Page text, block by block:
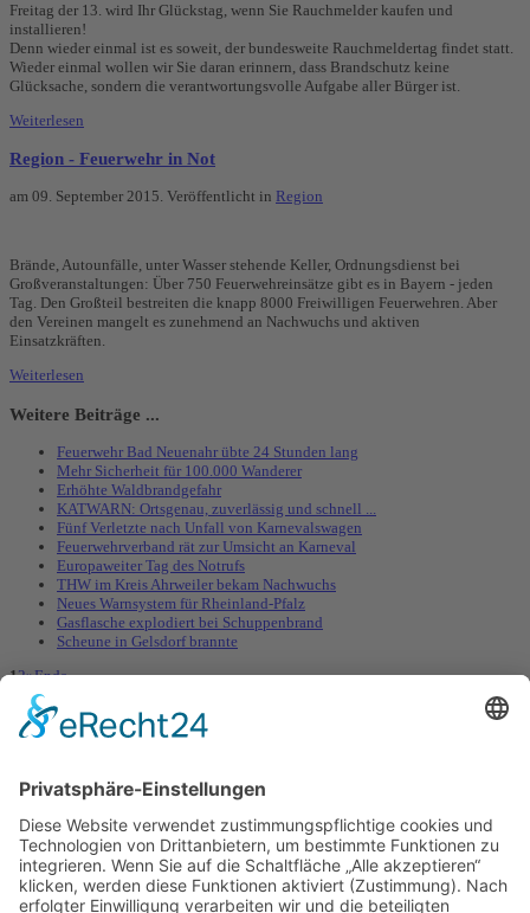
Freitag der 13. wird Ihr Glückstag, wenn Sie Rauchmelder kaufen und
installieren!
Denn wieder einmal ist es soweit, der bundesweite Rauchmeldertag findet statt.
Wieder einmal wollen wir Sie daran erinnern, dass Brandschutz keine
Glücksache, sondern die verantwortungsvolle Aufgabe aller Bürger ist.
Weiterlesen
Region - Feuerwehr in Not
am 09. September 2015. Veröffentlicht in Region
Brände, Autounfälle, unter Wasser stehende Keller, Ordnungsdienst bei
Großveranstaltungen: Über 750 Feuerwehreinsätze gibt es in Bayern - jeden
Tag. Den Großteil bestreiten die knapp 8000 Freiwilligen Feuerwehren. Aber
den Vereinen mangelt es zunehmend an Nachwuchs und aktiven
Einsatzkräften.
Weiterlesen
Weitere Beiträge ...
Feuerwehr Bad Neuenahr übte 24 Stunden lang
Mehr Sicherheit für 100.000 Wanderer
Erhöhte Waldbrandgefahr
KATWARN: Ortsgenau, zuverlässig und schnell ...
Fünf Verletzte nach Unfall von Karnevalswagen
Feuerwehrverband rät zur Umsicht an Karneval
Europaweiter Tag des Notrufs
THW im Kreis Ahrweiler bekam Nachwuchs
Neues Warnsystem für Rheinland-Pfalz
Gasflasche explodiert bei Schuppenbrand
Scheune in Gelsdorf brannte
12»Ende
Im Notfall 112!
Sie erreichen somit immer schnellstmögliche Hilfe von Feuerwehr und
Facebook & Instagram
Besuchen Sie uns doch auch auf unseren Seiten beiFacebook undInstagram.